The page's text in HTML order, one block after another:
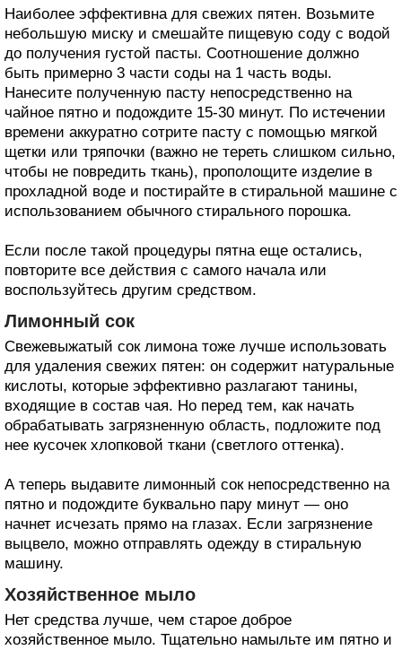
Наиболее эффективна для свежих пятен. Возьмите
небольшую миску и смешайте пищевую соду с водой
до получения густой пасты. Соотношение должно
быть примерно 3 части соды на 1 часть воды.
Нанесите полученную пасту непосредственно на
чайное пятно и подождите 15-30 минут. По истечении
времени аккуратно сотрите пасту с помощью мягкой
щетки или тряпочки (важно не тереть слишком сильно,
чтобы не повредить ткань), прополощите изделие в
прохладной воде и постирайте в стиральной машине с
использованием обычного стирального порошка.
Если после такой процедуры пятна еще остались,
повторите все действия с самого начала или
воспользуйтесь другим средством.
Лимонный сок
Свежевыжатый сок лимона тоже лучше использовать
для удаления свежих пятен: он содержит натуральные
кислоты, которые эффективно разлагают танины,
входящие в состав чая. Но перед тем, как начать
обрабатывать загрязненную область, подложите под
нее кусочек хлопковой ткани (светлого оттенка).
А теперь выдавите лимонный сок непосредственно на
пятно и подождите буквально пару минут — оно
начнет исчезать прямо на глазах. Если загрязнение
выцвело, можно отправлять одежду в стиральную
машину.
Хозяйственное мыло
Нет средства лучше, чем старое доброе
хозяйственное мыло. Тщательно намыльте им пятно и